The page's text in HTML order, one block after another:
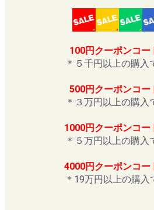
100円クーポンコ
＊５千円以上の購入
500円クーポンコ
＊３万円以上の購入
1000円クーポンコ
＊５万円以上の購入
4000円クーポンコ
＊19万円以上の購入